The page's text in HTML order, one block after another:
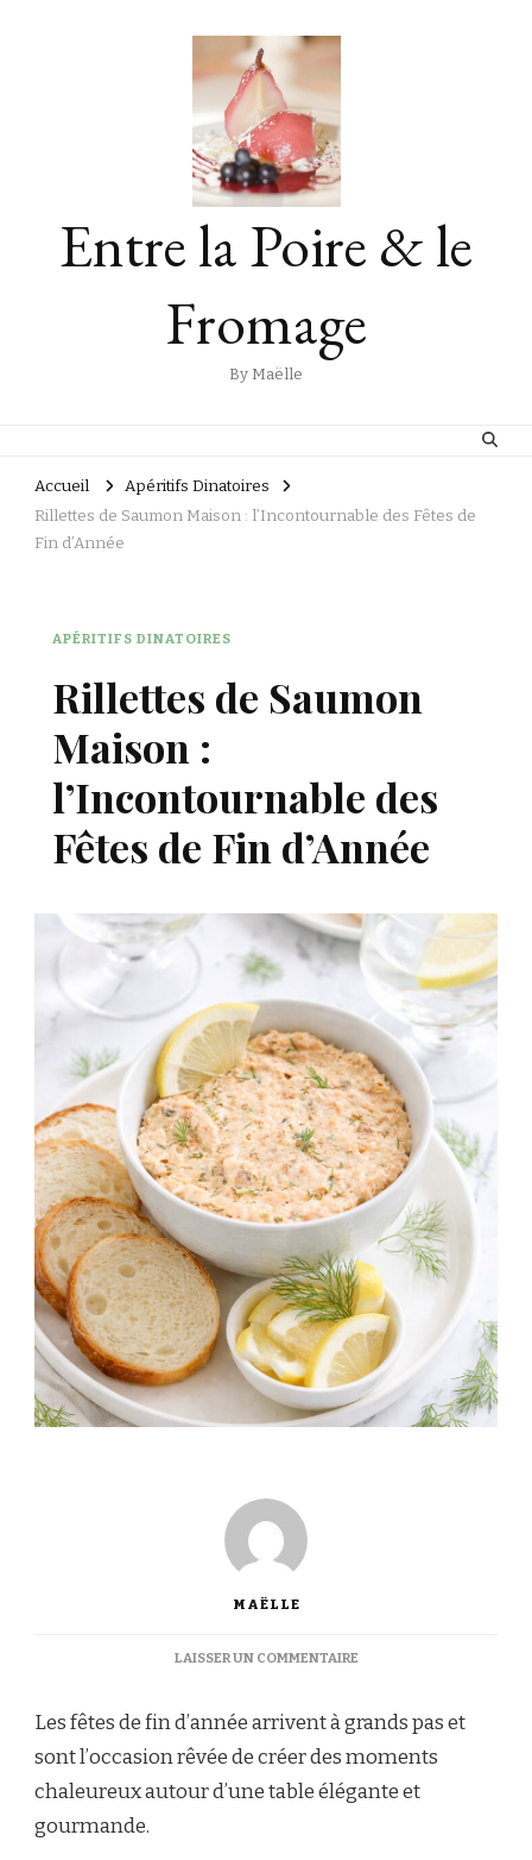
Entre la Poire & le
Fromage
By Maëlle
Accueil
Apéritifs Dinatoires
Rillettes de Saumon Maison : l’Incontournable des Fêtes de
Fin d’Année
APÉRITIFS DINATOIRES
Rillettes de Saumon
Maison :
l’Incontournable des
Fêtes de Fin d’Année
MAËLLE
LAISSER UN COMMENTAIRESUR
SAUMON
:
L’INCONTOURNABLE
Les fêtes de fin d’année arrivent à grands pas et
sont l’occasion rêvée de créer des moments
chaleureux autour d’une table élégante et
gourmande.